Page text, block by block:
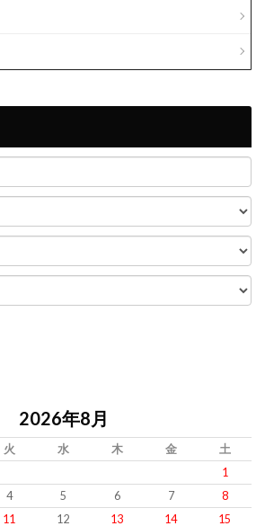
2026年8月
火 水 木 金
土
1
4 5 6 7
8
11 12 13 14 15